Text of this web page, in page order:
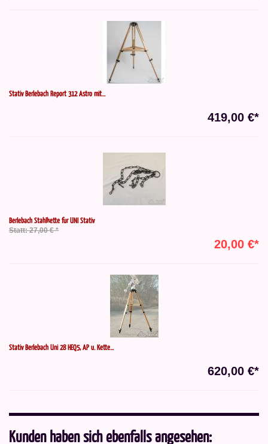
Stativ Berlebach Report 312 Astro mit...
419,00 €*
Berlebach Stahlkette für UNI Stativ
Statt: 27,00 € *
20,00 €*
Stativ Berlebach Uni 28 HEQ5, AP u. Kette...
620,00 €*
Kunden haben sich ebenfalls angesehen: